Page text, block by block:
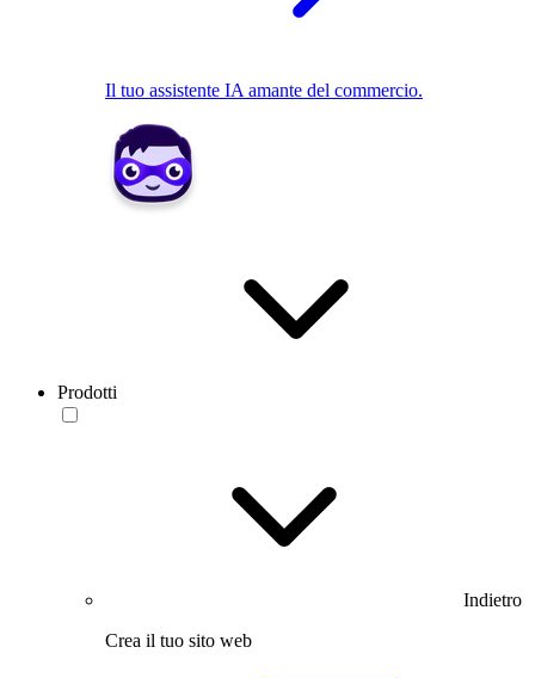
Il tuo assistente IA amante del commercio.
Prodotti
Indietro
Crea il tuo sito web